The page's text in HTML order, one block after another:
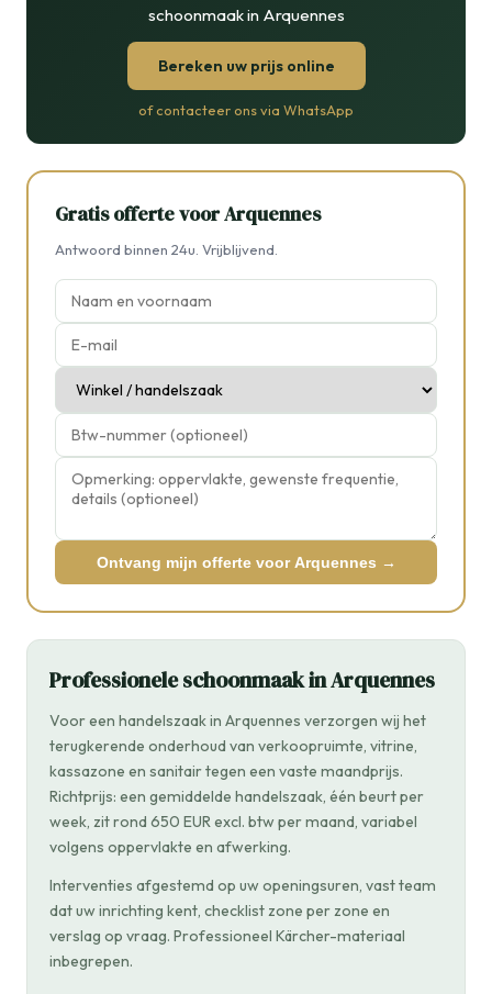
schoonmaak in Arquennes
Bereken uw prijs online
of contacteer ons via WhatsApp
Gratis offerte voor Arquennes
Antwoord binnen 24u. Vrijblijvend.
Ontvang mijn offerte voor Arquennes →
Professionele schoonmaak in Arquennes
Voor een handelszaak in Arquennes verzorgen wij het
terugkerende onderhoud van verkoopruimte, vitrine,
kassazone en sanitair tegen een vaste maandprijs.
Richtprijs: een gemiddelde handelszaak, één beurt per
week, zit rond 650 EUR excl. btw per maand, variabel
volgens oppervlakte en afwerking.
Interventies afgestemd op uw openingsuren, vast team
dat uw inrichting kent, checklist zone per zone en
verslag op vraag. Professioneel Kärcher-materiaal
inbegrepen.